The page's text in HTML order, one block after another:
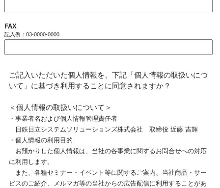
FAX
記入例：03-0000-0000
ご記入いただいた個人情報を、下記「個人情報の取扱いにつ
いて」に基づき利用することに同意されますか？
＜個人情報の取扱いについて＞
・事業者名および個人情報管理責任者
日鉄日立システムソリューションズ株式会社 取締役 近藤 吉輝
・個人情報の利用目的
お預かりした個人情報は、当社の各事業に関するお問合せへの対応
に利用します。
また、各種セミナー・イベント等に関するご案内、当社商品・サー
ビスのご紹介、メルマガ等の当社からの広告配信に利用することがあ